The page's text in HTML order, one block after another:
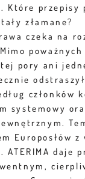
Które przepisy
złamane?
czeka na
pory ani
członków
systemowy
Europosłów
daje